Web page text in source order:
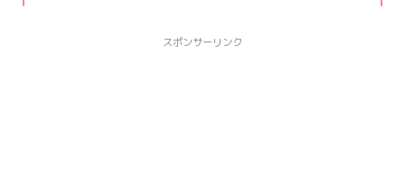
スポンサーリンク